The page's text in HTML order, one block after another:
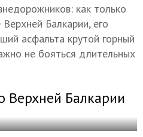
как только
Балкарии, его
асфальта крутой горный
не бояться длительных
Верхней Балкарии